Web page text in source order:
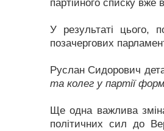
партійного списку вже
У результаті цього,
позачергових
Руслан Сидорович
та колег у партії
Ще одна важлива
політичних сил до